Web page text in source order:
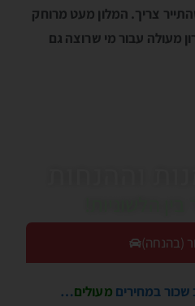
צריך. המלון מעט מרוחק
מעולה עבור מי שרוצה גם
(בהנחה)
שכור במחירים מעולים…